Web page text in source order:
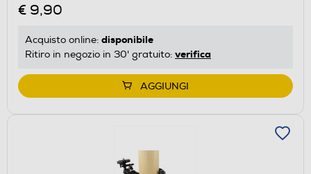
€ 9,90
Acquisto online: disponibile
Ritiro in negozio in 30' gratuito: verifica
AGGIUNGI